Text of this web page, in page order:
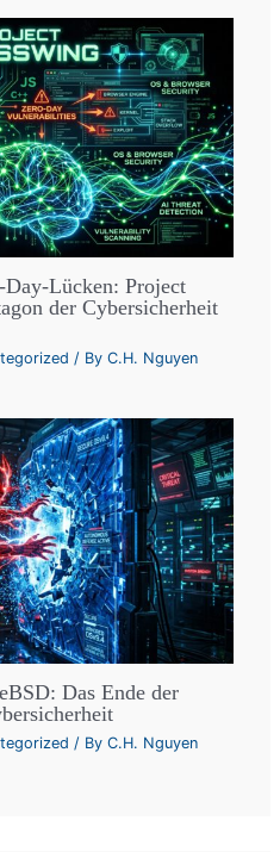
Lücken: Project
der Cybersicherheit
/ ByC.H. Nguyen
Das Ende der
/ ByC.H. Nguyen